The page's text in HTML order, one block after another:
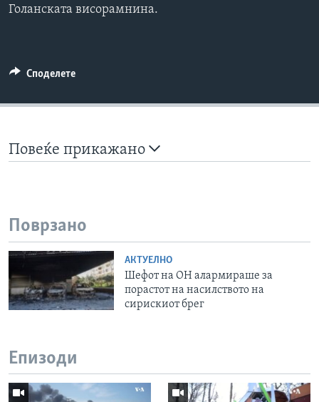
Голанската висорамнина.
Споделете
Повеќе прикажано
Поврзано
АКТУЕЛНО
Шефот на ОН алармираше за
порастот на насилството на
сирискиот брег
Епизоди